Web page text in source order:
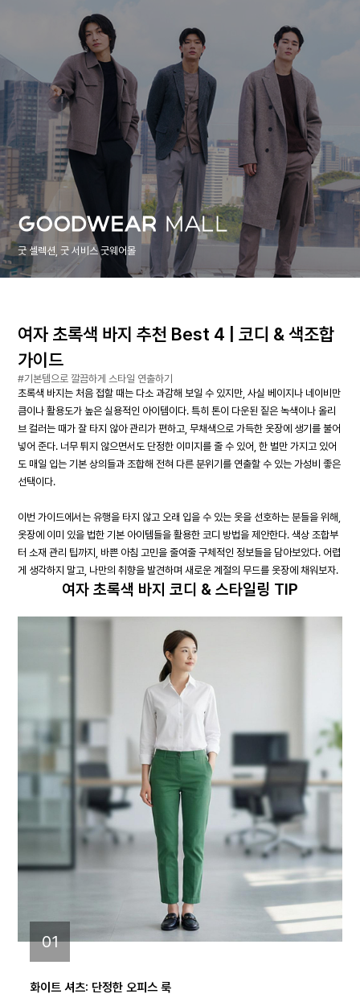
굿 셀렉션, 굿 서비스 굿웨어몰
여자 초록색 바지 추천 Best 4 | 코디 & 색조합
가이드
#기본템으로 깔끔하게 스타일 연출하기
초록색 바지는 처음 접할 때는 다소 과감해 보일 수 있지만, 사실 베이지나 네이비만
큼이나 활용도가 높은 실용적인 아이템이다. 특히 톤이 다운된 짙은 녹색이나 올리
브 컬러는 때가 잘 타지 않아 관리가 편하고, 무채색으로 가득한 옷장에 생기를 불어
넣어 준다. 너무 튀지 않으면서도 단정한 이미지를 줄 수 있어, 한 벌만 가지고 있어
도 매일 입는 기본 상의들과 조합해 전혀 다른 분위기를 연출할 수 있는 가성비 좋은
선택이다.
이번 가이드에서는 유행을 타지 않고 오래 입을 수 있는 옷을 선호하는 분들을 위해,
옷장에 이미 있을 법한 기본 아이템들을 활용한 코디 방법을 제안한다. 색상 조합부
터 소재 관리 팁까지, 바쁜 아침 고민을 줄여줄 구체적인 정보들을 담아보았다. 어렵
게 생각하지 말고, 나만의 취향을 발견하며 새로운 계절의 무드를 옷장에 채워보자.
여자 초록색 바지 코디 & 스타일링 TIP
01
화이트 셔츠: 단정한 오피스 룩